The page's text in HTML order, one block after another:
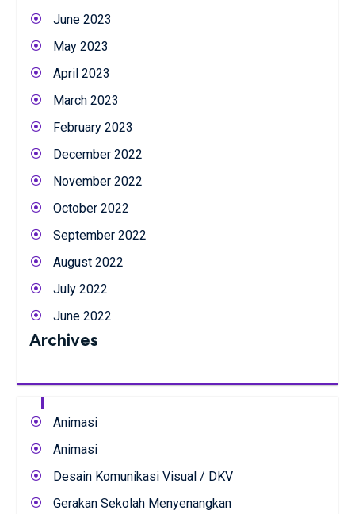
June 2023
May 2023
April 2023
March 2023
February 2023
December 2022
November 2022
October 2022
September 2022
August 2022
July 2022
June 2022
Archives
Animasi
Animasi
Desain Komunikasi Visual / DKV
Gerakan Sekolah Menyenangkan